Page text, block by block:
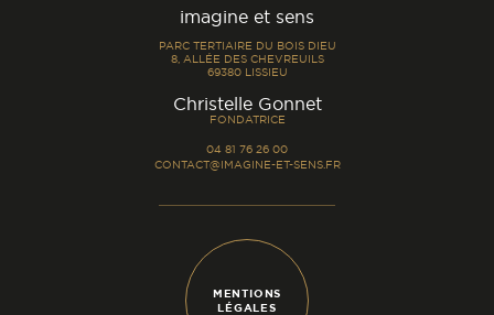
imagine et sens
PARC TERTIAIRE DU BOIS DIEU
8, ALLÉE DES CHEVREUILS
69380 LISSIEU
Christelle Gonnet-
FONDATRICE
04 81 76 26 00
CONTACT@IMAGINE-ET-SENS.FR
MENTIONS
LÉGALES